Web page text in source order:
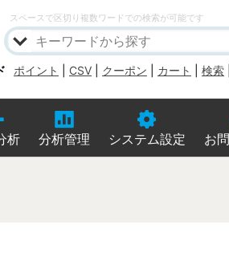
スペースで区切り複数ワードでの検索が可能です
ポイント CSV クーポン カート 検索
析 分析管理 システム設定 お